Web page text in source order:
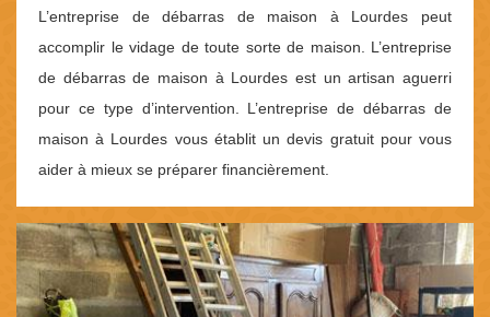
L’entreprise de débarras de maison à Lourdes peut
accomplir le vidage de toute sorte de maison. L’entreprise
de débarras de maison à Lourdes est un artisan aguerri
pour ce type d’intervention. L’entreprise de débarras de
maison à Lourdes vous établit un devis gratuit pour vous
aider à mieux se préparer financièrement.